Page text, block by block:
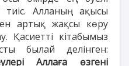
Алланың ақысы
артық жақсы көру
Қасиетті кітабымыз
былай делінген:
Аллаға өзгені